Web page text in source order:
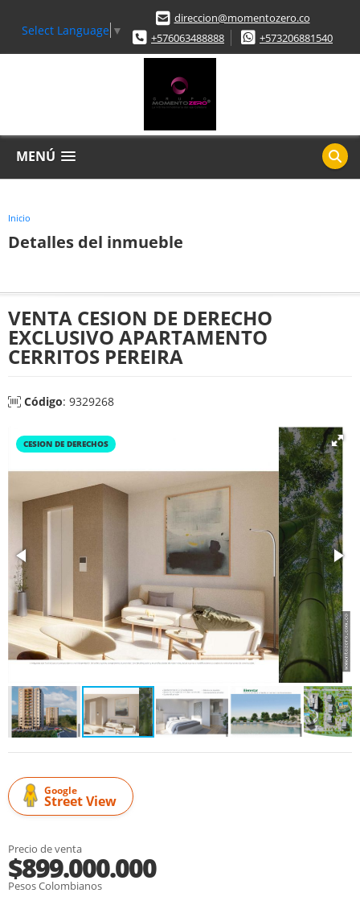
Select Language ▼
direccion@momentozero.co
+576063488888
+573206881540
MENÚ
Inicio
Detalles del inmueble
VENTA CESION DE DERECHO
EXCLUSIVO APARTAMENTO
CERRITOS PEREIRA
Código: 9329268
CESION DE DERECHOS
Google
Street View
Precio de venta
$899.000.000
Pesos Colombianos